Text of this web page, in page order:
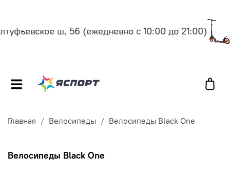
ш, 56(ежедневно с 10:00 до 21:00)
Главная Велосипеды Велосипеды Black One
Велосипеды Black One